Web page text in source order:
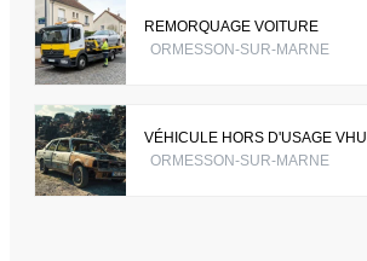
REMORQUAGE VOITURE
ORMESSON-SUR-MARNE
VÉHICULE HORS D'USAGE VHU
ORMESSON-SUR-MARNE